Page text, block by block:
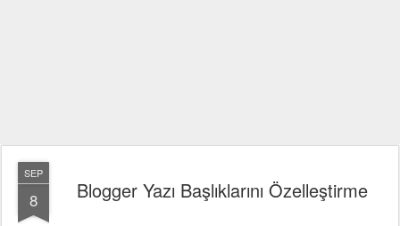
SEP
8 Blogger Yazı Başlıklarını Özelleştirme